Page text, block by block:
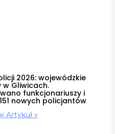
2026: wojewódzkie
Gliwicach.
funkcjonariuszy i
nowych policjantów
Artykuł »